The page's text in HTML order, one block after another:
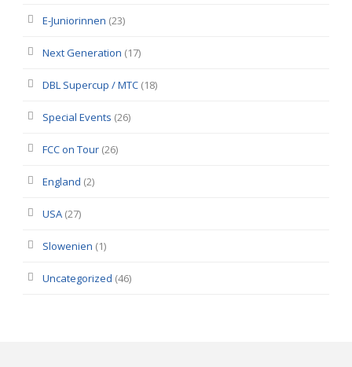
E-Juniorinnen (23)
Next Generation (17)
DBL Supercup / MTC (18)
Special Events (26)
FCC on Tour (26)
England (2)
USA (27)
Slowenien (1)
Uncategorized (46)